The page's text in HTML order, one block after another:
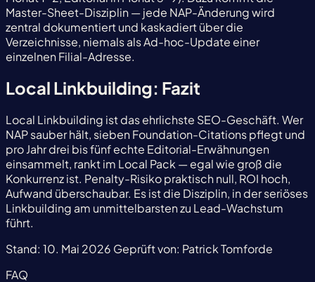
Master-Sheet-Disziplin — jede NAP-Änderung wird
zentral dokumentiert und kaskadiert über die
Verzeichnisse, niemals als Ad-hoc-Update einer
einzelnen Filial-Adresse.
Local Linkbuilding: Fazit
Local Linkbuilding ist das ehrlichste SEO-Geschäft. Wer
NAP sauber hält, sieben Foundation-Citations pflegt und
pro Jahr drei bis fünf echte Editorial-Erwähnungen
einsammelt, rankt im Local Pack — egal wie groß die
Konkurrenz ist. Penalty-Risiko praktisch null, ROI hoch,
Aufwand überschaubar. Es ist die Disziplin, in der seriöses
Linkbuilding am unmittelbarsten zu Lead-Wachstum
führt.
Stand: 10. Mai 2026 Geprüft von: Patrick Tomforde
FAQ